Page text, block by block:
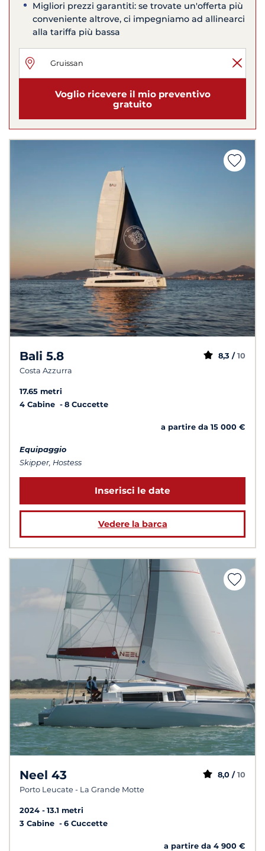
Migliori prezzi garantiti: se trovate un'offerta più
conveniente altrove, ci impegniamo ad allinearci
alla tariffa più bassa
Voglio ricevere il mio preventivo
gratuito
Bali 5.8
Costa Azzurra
8,3 / 10
17.65 metri
4 Cabine
8 Cuccette
a partire da 15 000 €
Equipaggio
Skipper, Hostess
Inserisci le date
Vedere la barca
Neel 43
Porto Leucate - La Grande Motte
8,0 / 10
2024
13.1 metri
3 Cabine
6 Cuccette
a partire da 4 900 €